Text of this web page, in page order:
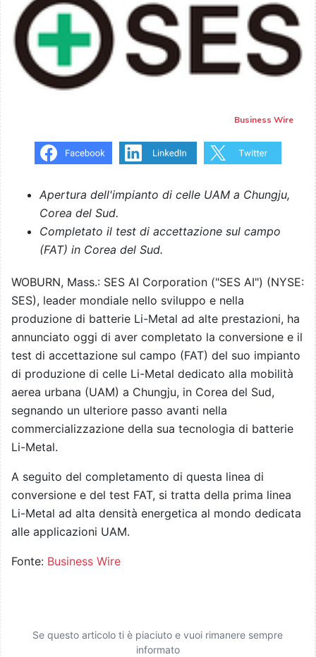
Business Wire
Apertura dell'impianto di celle UAM a Chungju,
Corea del Sud.
Completato il test di accettazione sul campo
(FAT) in Corea del Sud.
WOBURN, Mass.: SES AI Corporation ("SES AI") (NYSE:
SES), leader mondiale nello sviluppo e nella
produzione di batterie Li-Metal ad alte prestazioni, ha
annunciato oggi di aver completato la conversione e il
test di accettazione sul campo (FAT) del suo impianto
di produzione di celle Li-Metal dedicato alla mobilità
aerea urbana (UAM) a Chungju, in Corea del Sud,
segnando un ulteriore passo avanti nella
commercializzazione della sua tecnologia di batterie
Li-Metal.
A seguito del completamento di questa linea di
conversione e del test FAT, si tratta della prima linea
Li-Metal ad alta densità energetica al mondo dedicata
alle applicazioni UAM.
Fonte: Business Wire
Se questo articolo ti è piaciuto e vuoi rimanere sempre
informato